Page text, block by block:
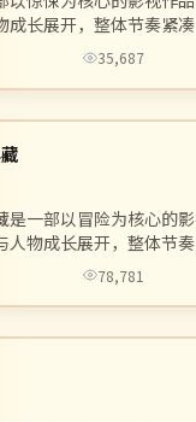
成长展开，整体节奏紧
35,687
一部以冒险为核心的
人物成长展开，整体节
78,781